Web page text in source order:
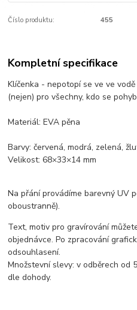
Číslo produktu: 455
Kompletní specifikace
Klíčenka - nepotopí se ve ve
(nejen) pro všechny, kdo se
Materiál: EVA pěna
Barvy: červená, modrá, zelená,
Velikost: 68×33×14 mm
Na přání provádíme barevný UV
oboustranně).
Text, motiv pro gravírování
objednávce. Po zpracování
odsouhlasení.
Množstevní slevy: v odběrech od
dle dohody.